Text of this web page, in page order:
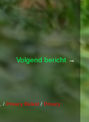
Volgend bericht→
. /Privacy Beleid /Privacy